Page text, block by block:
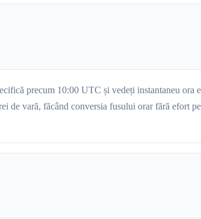
precum 10:00 UTC și vedeți instantaneu ora
de vară, făcând conversia fusului orar fără efort